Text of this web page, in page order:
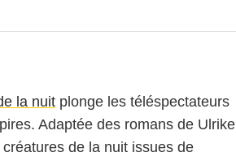
la nuit plonge les téléspectateurs
Adaptée des romans de Ulrike
de la nuit issues de